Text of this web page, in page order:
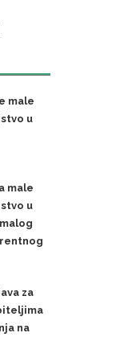
male
u
male
u
za
na